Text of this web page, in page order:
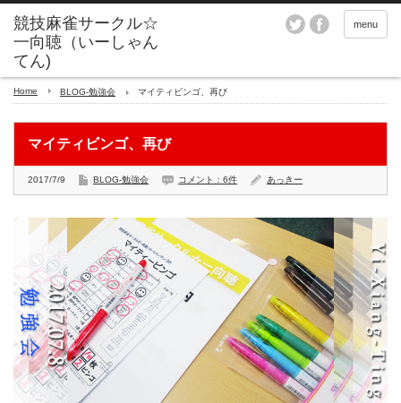
menu
Home BLOG-勉強会 マイティビンゴ、再び
マイティビンゴ、再び
2017/7/9 BLOG-勉強会 コメント：6件 あっきー